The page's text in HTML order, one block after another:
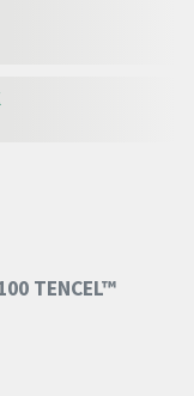
TENCEL™